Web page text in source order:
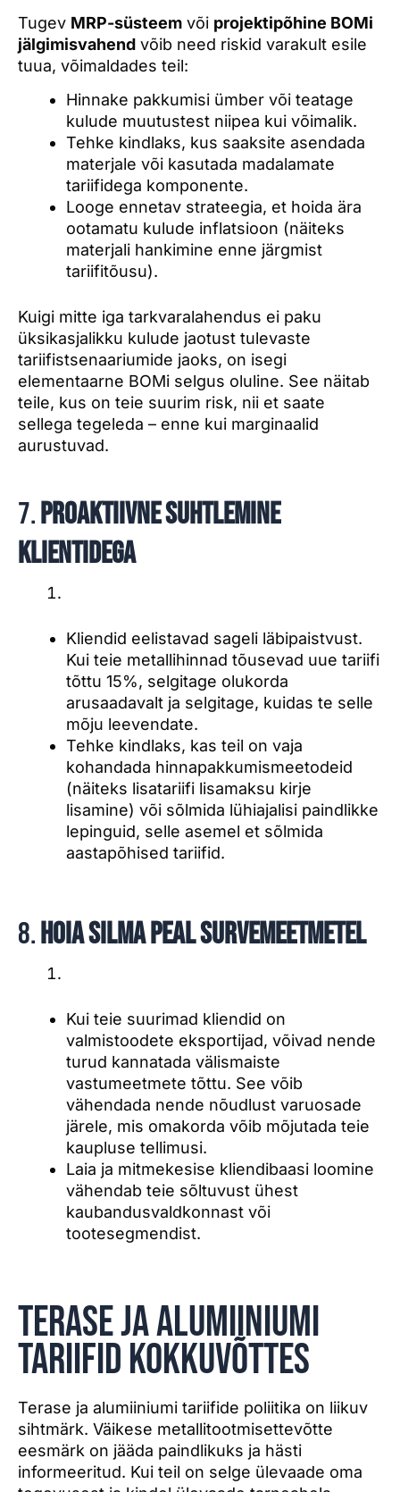
Tugev MRP-süsteem või projektipõhine BOMi
jälgimisvahend võib need riskid varakult esile
tuua, võimaldades teil:
Hinnake pakkumisi ümber või teatage
kulude muutustest niipea kui võimalik.
Tehke kindlaks, kus saaksite asendada
materjale või kasutada madalamate
tariifidega komponente.
Looge ennetav strateegia, et hoida ära
ootamatu kulude inflatsioon (näiteks
materjali hankimine enne järgmist
tariifitõusu).
Kuigi mitte iga tarkvaralahendus ei paku
üksikasjalikku kulude jaotust tulevaste
tariifistsenaariumide jaoks, on isegi
elementaarne BOMi selgus oluline. See näitab
teile, kus on teie suurim risk, nii et saate
sellega tegeleda – enne kui marginaalid
aurustuvad.
7.Proaktiivne suhtlemine
klientidega
Kliendid eelistavad sageli läbipaistvust.
Kui teie metallihinnad tõusevad uue tariifi
tõttu 15%, selgitage olukorda
arusaadavalt ja selgitage, kuidas te selle
mõju leevendate.
Tehke kindlaks, kas teil on vaja
kohandada hinnapakkumismeetodeid
(näiteks lisatariifi lisamaksu kirje
lisamine) või sõlmida lühiajalisi paindlikke
lepinguid, selle asemel et sõlmida
aastapõhised tariifid.
8.Hoia silma peal survemeetmetel
Kui teie suurimad kliendid on
valmistoodete eksportijad, võivad nende
turud kannatada välismaiste
vastumeetmete tõttu. See võib
vähendada nende nõudlust varuosade
järele, mis omakorda võib mõjutada teie
kaupluse tellimusi.
Laia ja mitmekesise kliendibaasi loomine
vähendab teie sõltuvust ühest
kaubandusvaldkonnast või
tootesegmendist.
Terase ja alumiiniumi
tariifid kokkuvõttes
Terase ja alumiiniumi tariifide poliitika on liikuv
sihtmärk. Väikese metallitootmisettevõtte
eesmärk on jääda paindlikuks ja hästi
informeeritud. Kui teil on selge ülevaade oma